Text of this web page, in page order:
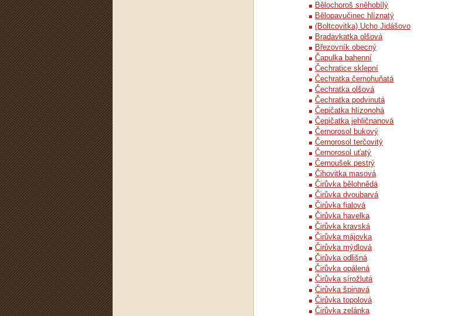
Bělochoroš sněhobílý
Bělopavučinec hlíznatý
(Boltcovitka) Ucho Jidášovo
Bradavkatka olšová
Březovník obecný
Čapulka bahenní
Čechratice sklepní
Čechratka černohuňatá
Čechratka olšová
Čechratka podvinutá
Čepičatka hlízonohá
Čepičatka jehličnanová
Černorosol bukový
Černorosol terčovitý
Černorosol uťatý
Černoušek pestrý
Čihovitka masová
Čirůvka bělohnědá
Čirůvka dvoubarvá
Čirůvka fialová
Čirůvka havelka
Čirůvka kravská
Čirůvka májovka
Čirůvka mýdlová
Čirůvka odlišná
Čirůvka opálená
Čirůvka sírožlutá
Čirůvka špinavá
Čirůvka topolová
Čirůvka zelánka